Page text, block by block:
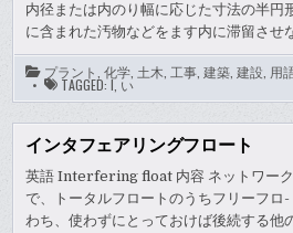
内径または内のり幅に応じた寸法の半円
に含まれた汚物などをます内に滞留させ
プラント ,化学 土木 工事 ,建築 ,建設 用
TAGGED:I, い
インタフェアリングフロート
英語 Interfering float 内容 ネットワー
で、トータルフロートのうちフリーフロ
わち、使わずにとっておけば後続する他